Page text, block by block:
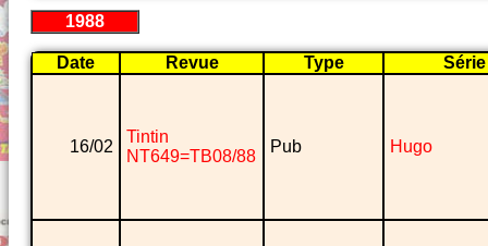
1988
Date Revue Type Série
16/02
Tintin
NT649=TB08/88
Pub Hugo